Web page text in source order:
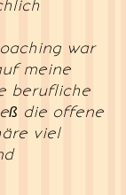
war
meine
berufliche
die offene
viel